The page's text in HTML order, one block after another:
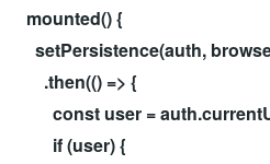
mounted() {
setPersistence(auth,
.then(() => {
const user =
if (user) {